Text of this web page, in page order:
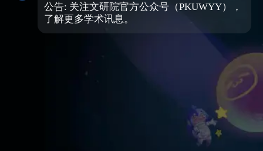
公告: 关注文研院官方公众号（PKUWYY），
了解更多学术讯息。